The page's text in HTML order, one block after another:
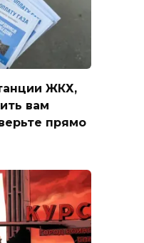
ЖКХ,
вам
прямо